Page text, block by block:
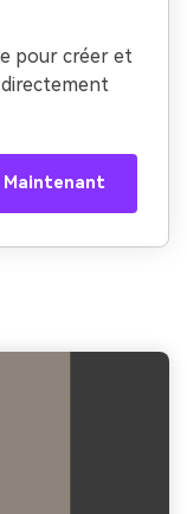
pour créer et
Maintenant